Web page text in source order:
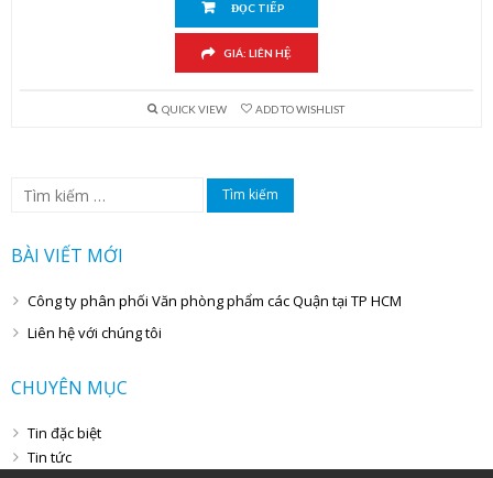
ĐỌC TIẾP
GIÁ: LIÊN HỆ
QUICK VIEW ADD TO WISHLIST
Tìm
kiếm
BÀI VIẾT MỚI
Công ty phân phối Văn phòng phẩm các Quận tại TP HCM
Liên hệ với chúng tôi
CHUYÊN MỤC
Tin đặc biệt
Tin tức